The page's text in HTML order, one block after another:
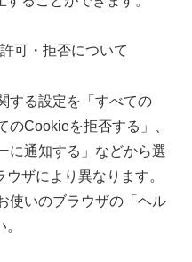
可・拒否について
する設定を「すべての
Cookieを拒否する」、
に通知する」などから選
ザにより異なります。
使いのブラウザの「ヘル